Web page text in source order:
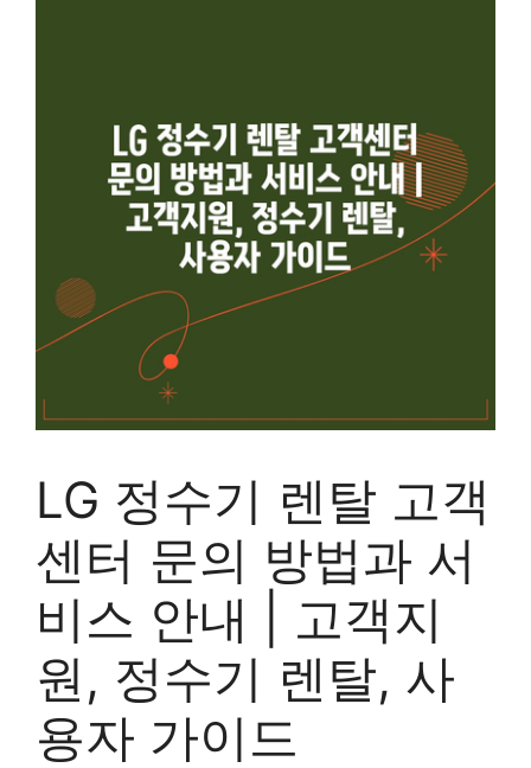
LG 정수기 렌탈 고객
센터 문의 방법과 서
비스 안내 | 고객지
원, 정수기 렌탈, 사
용자 가이드